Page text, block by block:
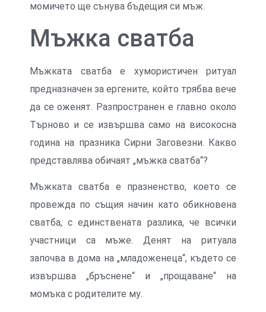
момичето ще сънува бъдещия си мъж.
Мъжка сватба
Мъжката сватба е хумористичен ритуал
предназначен за ергените, който трябва вече
да се оженят. Разпространен е главно около
Търново и се извършва само на високосна
година на празника Сирни Заговезни. Какво
представлява обичаят „мъжка сватба“?
Мъжката сватба е празненство, което се
провежда по същия начин като обикновена
сватба, с единствената разлика, че всички
участници са мъже. Денят на ритуала
започва в дома на „младоженеца“, където се
извършва „бръснене“ и „прощаване“ на
момъка с родителите му.